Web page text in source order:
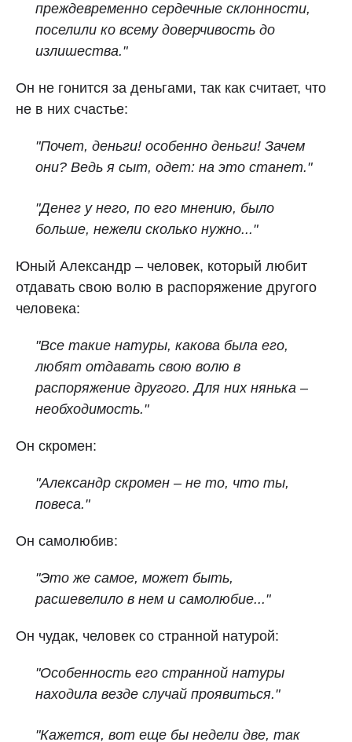
преждевременно сердечные склонности,
поселили ко всему доверчивость до
излишества."
Он не гонится за деньгами, так как считает, что
не в них счастье:
"Почет, деньги! особенно деньги! Зачем
они? Ведь я сыт, одет: на это станет."
"Денег у него, по его мнению, было
больше, нежели сколько нужно..."
Юный Александр – человек, который любит
отдавать свою волю в распоряжение другого
человека:
"Все такие натуры, какова была его,
любят отдавать свою волю в
распоряжение другого. Для них нянька –
необходимость."
Он скромен:
"Александр скромен – не то, что ты,
повеса."
Он самолюбив:
"Это же самое, может быть,
расшевелило в нем и самолюбие..."
Он чудак, человек со странной натурой:
"Особенность его странной натуры
находила везде случай проявиться."
"Кажется, вот еще бы недели две, так